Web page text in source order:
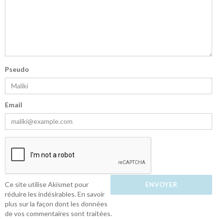
Pseudo
Email
Ce site utilise Akismet pour
réduire les indésirables. En savoir
plus sur la façon dont les données
de vos commentaires sont traitées.